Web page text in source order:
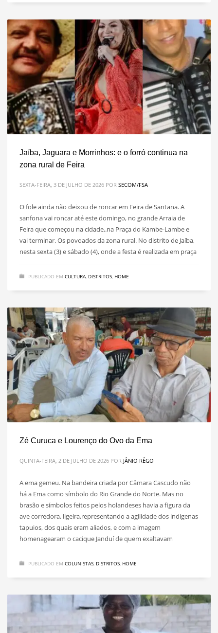
Jaíba, Jaguara e Morrinhos: e o forró continua na
zona rural de Feira
SEXTA-FEIRA, 3 DE JULHO DE 2026 POR SECOM/FSA
O fole ainda não deixou de roncar em Feira de Santana. A
sanfona vai roncar até este domingo, no grande Arraia de
Feira que começou na cidade,.na Praça do Kambe-Lambe e
vai terminar. Os povoados da zona rural. No distrito de Jaíba,
nesta sexta (3) e sábado (4), onde a festa é realizada em praça
PUBLICADO EM CULTURA, DISTRITOS, HOME
Zé Curuca e Lourenço do Ovo da Ema
QUINTA-FEIRA, 2 DE JULHO DE 2026 POR JÂNIO RÊGO
A ema gemeu. Na bandeira criada por Câmara Cascudo não
há a Ema como símbolo do Rio Grande do Norte. Mas no
brasão e símbolos feitos pelos holandeses havia a figura da
ave corredora, ligeira,representando a agilidade dos indígenas
tapuios, dos quais eram aliados, e com a imagem
homenagearam o cacique Janduí de quem exaltavam
PUBLICADO EM COLUNISTAS, DISTRITOS, HOME